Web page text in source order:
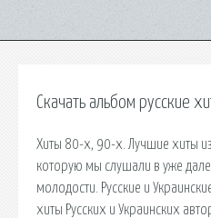
Скачать альбом русские
Хиты 80-х, 90-х. Лучшие хиты
которую мы слушали в уже
молодости. Русские и
хиты Русских и Украинских